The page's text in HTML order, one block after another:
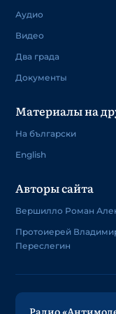
Аудио
Видео
Два града
Документы
Материалы на
На български
English
Авторы сайта
Вершилло Роман
Протоиерей
Переслегин
Радио